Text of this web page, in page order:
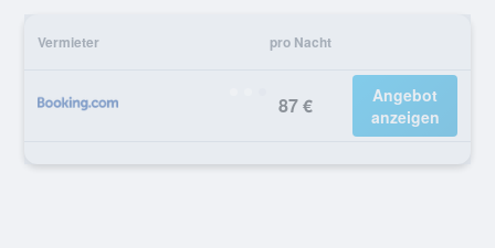
Vermieter pro Nacht
87 €
Angebot
anzeigen